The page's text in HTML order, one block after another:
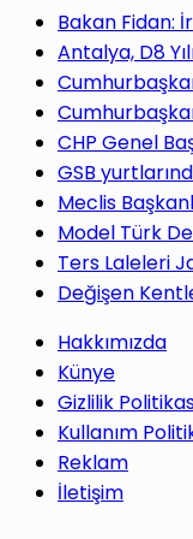
yap
...
Bakan Fidan:
Antalya, D8
CHP Genel
GSB
Meclis
Model Türk
Ters Laleleri
Değişen
Hakkımızda
Künye
Gizlilik
Kullanım
Reklam
İletişim